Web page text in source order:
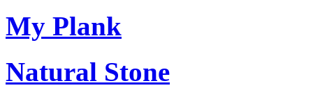
My Plank
Natural Stone